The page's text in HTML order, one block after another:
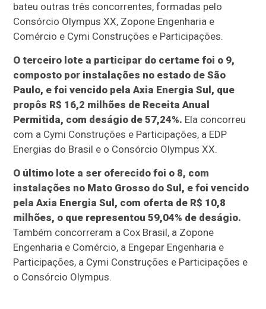
bateu outras três concorrentes, formadas pelo
Consórcio Olympus XX, Zopone Engenharia e
Comércio e Cymi Construções e Participações.
O terceiro lote a participar do certame foi o 9,
composto por instalações no estado de São
Paulo, e foi vencido pela Axia Energia Sul, que
propôs R$ 16,2 milhões de Receita Anual
Permitida, com deságio de 57,24%. Ela concorreu
com a Cymi Construções e Participações, a EDP
Energias do Brasil e o Consórcio Olympus XX.
O último lote a ser oferecido foi o 8, com
instalações no Mato Grosso do Sul, e foi vencido
pela Axia Energia Sul, com oferta de R$ 10,8
milhões, o que representou 59,04% de deságio.
Também concorreram a Cox Brasil, a Zopone
Engenharia e Comércio, a Engepar Engenharia e
Participações, a Cymi Construções e Participações e
o Consórcio Olympus.